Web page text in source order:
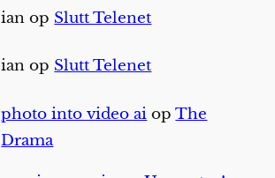
ian op Slutt Telenet
ian op Slutt Telenet
photo into video ai opThe
Drama